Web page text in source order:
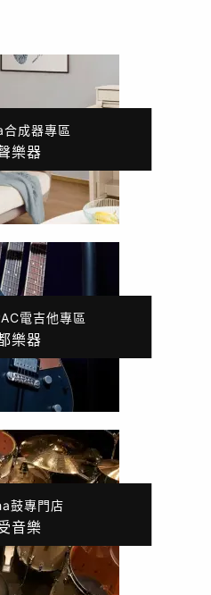
成器專區
樂器
電吉他專區
樂器
鼓專門店
音樂